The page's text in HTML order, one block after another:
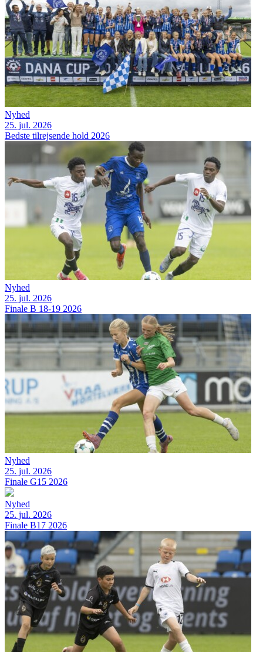
Nyhed
25. jul. 2026
Bedste tilrejsende hold 2026
Nyhed
25. jul. 2026
Finale B 18-19 2026
Nyhed
25. jul. 2026
Finale G15 2026
Nyhed
25. jul. 2026
Finale B17 2026